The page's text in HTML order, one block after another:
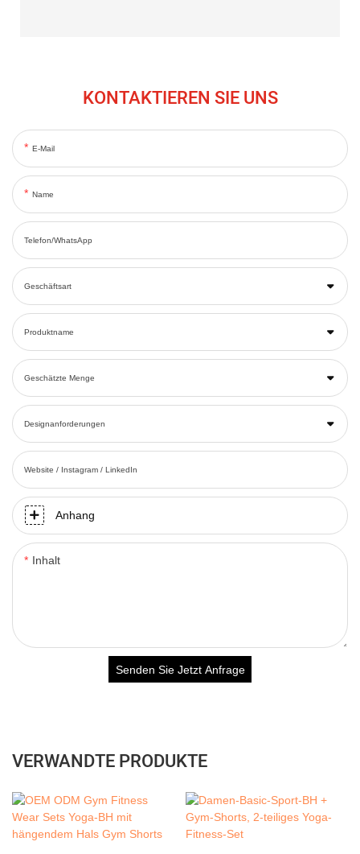
KONTAKTIEREN SIE UNS
E-Mail
Name
Telefon/WhatsApp
Geschäftsart
Produktname
Geschätzte Menge
Designanforderungen
Website / Instagram / LinkedIn
Anhang
Inhalt
Senden Sie Jetzt Anfrage
VERWANDTE PRODUKTE